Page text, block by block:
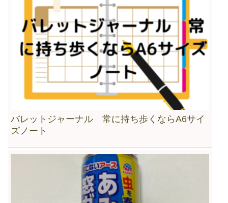
バレットジャーナル 常に持ち歩くならA6サイ
ズノート